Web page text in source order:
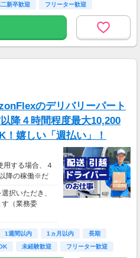
新卒歓迎 フリーター歓迎
のデリバリーパート
降４時間程度最大10,200
嬉しい「週払い」！
用する場合、４
降の稼働※だ
報酬が獲得可
じた報酬をお
。うれしい週
択いただき、
（業務委
1週間以内 1ヵ月以内
長期
未経験歓迎 フリーター歓迎